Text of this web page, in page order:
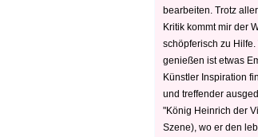
bearbeiten. Trotz
Kritik kommt mir der
schöpferisch zu
genießen ist etwas
Künstler Inspiration
und treffender
"König Heinrich der
Szene), wo er den